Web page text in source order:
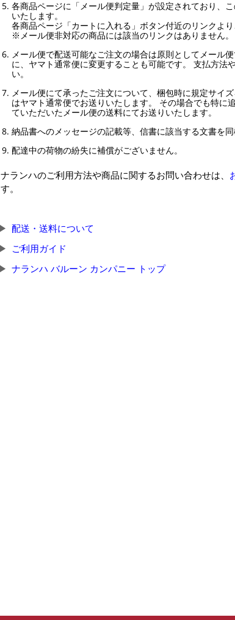
各商品ページに「メール便判定量」が設定されており、
いたします。
各商品ページ「カートに入れる」ボタン付近のリンクより
※メール便非対応の商品には該当のリンクはありません。
メール便で配送可能なご注文の場合は原則としてメール
に、ヤマト通常便に変更することも可能です。 支払方法
い。
メール便にて承ったご注文について、梱包時に規定サイ
はヤマト通常便でお送りいたします。 その場合でも特に
ていただいたメール便の送料にてお送りいたします。
納品書へのメッセージの記載等、信書に該当する文書を同
配達中の荷物の紛失に補償がございません。
ナランハのご利用方法や商品に関するお問い合わせは、
す。
配送・送料について
ご利用ガイド
ナランハ バルーン カンパニー トップ